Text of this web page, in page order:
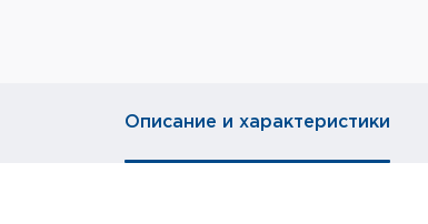
Описание и характеристики